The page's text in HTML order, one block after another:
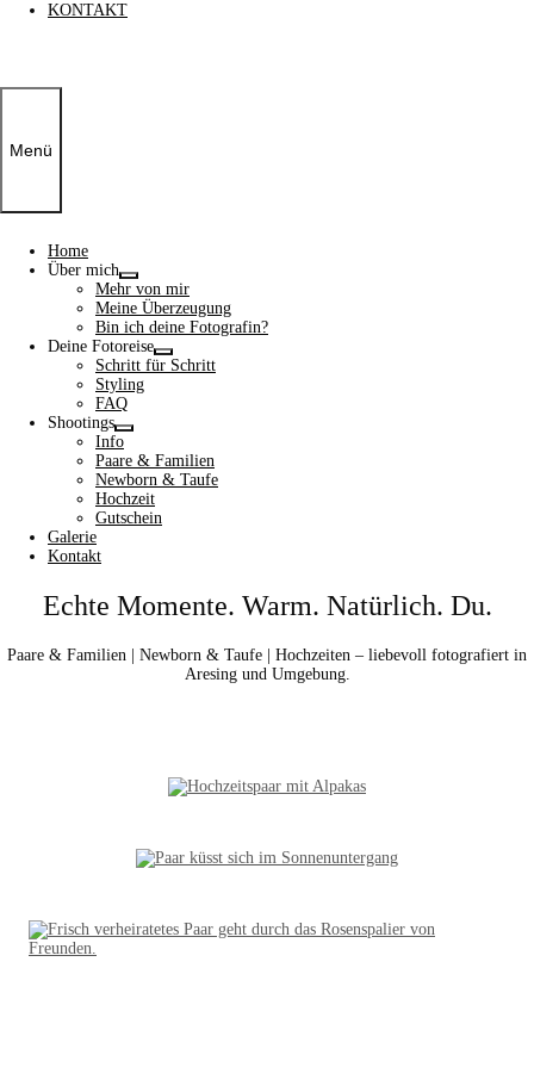
KONTAKT
Menü
Home
Über mich
Show
sub
menu
Mehr von mir
Meine Überzeugung
Bin ich deine Fotografin?
Deine Fotoreise
Show
sub
Schritt für Schritt
Styling
FAQ
Shootings
Show
sub
menu
Info
Paare & Familien
Newborn & Taufe
Hochzeit
Gutschein
Galerie
Kontakt
Echte Momente. Warm. Natürlich. Du.
Paare & Familien | Newborn & Taufe | Hochzeiten – liebevoll fotografiert in
Aresing und Umgebung.